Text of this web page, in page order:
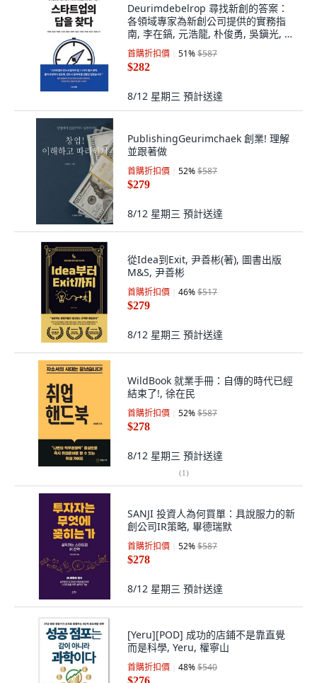
Deurimdebelrop 尋找新創的答案：
各領域專家為新創公司提供的實務指
南, 李在鎬, 元浩龍, 朴俊勇, 吳鎭光, 尹
永鎮, 黃在河, 崔淳圭, 李濟源, 閔志勳,
柳皓振, 閔承貞
首購折扣價 51%$587
$282
8/12 星期三 預計送達
PublishingGeurimchaek 創業! 理解
並跟著做
首購折扣價 52%$587
$279
8/12 星期三 預計送達
從Idea到Exit, 尹善彬(著), 圖書出版
M&S, 尹善彬
首購折扣價 46%$517
$279
8/12 星期三 預計送達
WildBook 就業手冊：自傳的時代已經
結束了!, 徐在民
首購折扣價 52%$587
$278
8/12 星期三 預計送達
(1)
SANJI 投資人為何買單：具說服力的新
創公司IR策略, 畢德瑞默
首購折扣價 52%$587
$278
8/12 星期三 預計送達
[Yeru][POD] 成功的店鋪不是靠直覺
而是科學, Yeru, 權寧山
首購折扣價 48%$540
$276